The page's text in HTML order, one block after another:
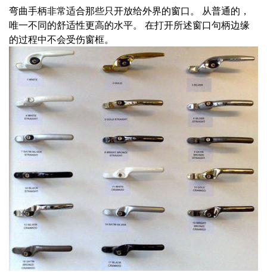
弯曲手柄非常适合那些只开放给外界的窗口。 从普通的，
唯一不同的舒适性更高的水平。 在打开所述窗口句柄边缘
的过程中不会受伤窗框。